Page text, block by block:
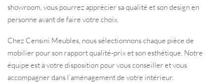
showroom, vous pourrez apprécier sa qualité et son design en
personne avant de faire votre choix.
Chez Censini Meubles, nous sélectionnons chaque pièce de
mobilier pour son rapport qualité-prix et son esthétique. Notre
équipe est à votre disposition pour vous conseiller et vous
accompagner dans l’aménagement de votre intérieur.